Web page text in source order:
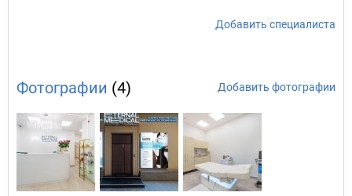
Добавить специалиста
Фотографии (4) Добавить фотографии